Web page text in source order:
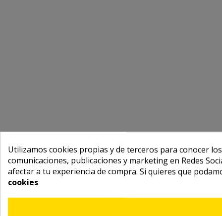
Utilizamos cookies propias y de terceros para conocer
comunicaciones, publicaciones y marketing en Redes
afectar a tu experiencia de compra. Si quieres que
cookies